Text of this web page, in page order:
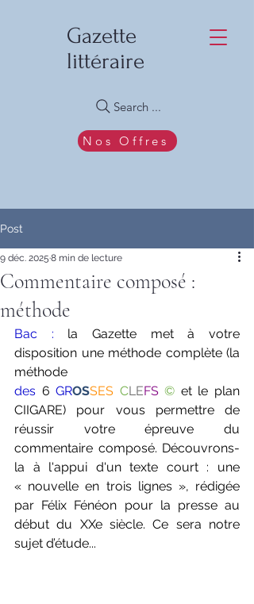
Gazette
littéraire
Search ...
Nos Offres
Post
Commentaire composé :
méthode
9 déc. 2025 8 min de lecture
Bac : la Gazette met à votre
disposition une méthode complète (la
des 6 GROSSES CLEFS © et le plan
CIIGARE) pour vous permettre de
réussir votre épreuve du
commentaire composé. Découvrons-
la à l'appui d'un texte court : une
« nouvelle en trois lignes », rédigée
par Félix Fénéon pour la presse au
début du XXe siècle. Ce sera notre
sujet d’étude...